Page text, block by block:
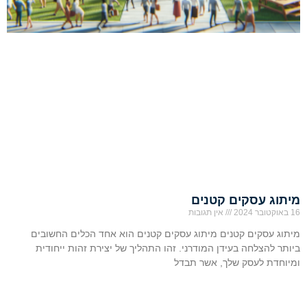
מיתוג עסקים קטנים
16 באוקטובר 2024 אין תגובות
מיתוג עסקים קטנים מיתוג עסקים קטנים הוא אחד הכלים החשובים
ביותר להצלחה בעידן המודרני. זהו התהליך של יצירת זהות ייחודית
ומיוחדת לעסק שלך, אשר תבדל